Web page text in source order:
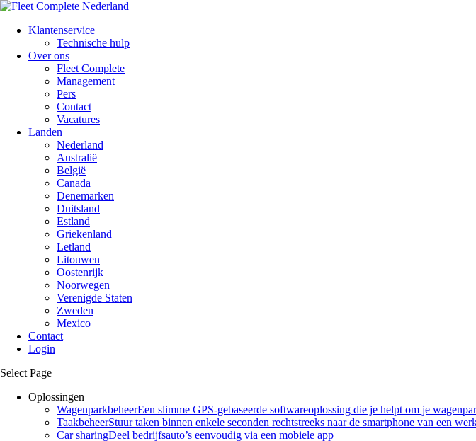
Klantenservice
Technische hulp
Over ons
Fleet Complete
Management
Pers
Contact
Vacatures
Landen
Nederland
Australië
België
Canada
Denemarken
Duitsland
Estland
Griekenland
Letland
Litouwen
Oostenrijk
Noorwegen
Verenigde Staten
Zweden
Mexico
Contact
Login
Select Page
Oplossingen
WagenparkbeheerEen slimme GPS-gebaseerde softwareoplossing die je helpt om je
TaakbeheerStuur taken binnen enkele seconden rechtstreeks naar de smartphone van een
Car sharingDeel bedrijfsauto’s eenvoudig via een mobiele app